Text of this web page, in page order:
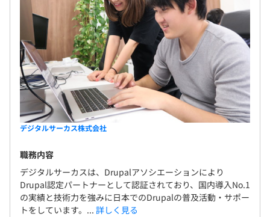
【フラットな関係性で活発に意見が飛び交う現場】
作業は5〜8名前後のチームで行います。チームメンバーは
ほぼ全員がDrupal技術者で、チーム内で日々の進捗や課
題を共有し合い、協力しながら業務を進めていきます。
メンバーが働きやすく仕事に打ち込むための環境作りを大
切にしていて、自由度の高い環境です。こんな方法ではど
うか？こんな表現はどうか？など、ミーティングでも自由
に発言でき、フラットな関係性が特徴です。
デジタルサーカス株式会社
職務内容
デジタルサーカスは、Drupalアソシエーションにより
Drupal認定パートナーとして認証されており、国内導入No.1
の実績と技術力を強みに日本でのDrupalの普及活動・サポー
トをしています。... 詳しく見る